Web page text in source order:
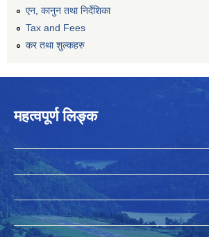
एन, कानुन तथा निर्देशिका
Tax and Fees
कर तथा शुल्कहरु
महत्वपूर्ण लिङ्क